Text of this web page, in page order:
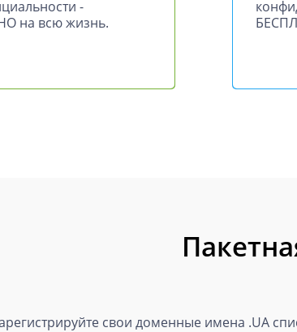
-
на всю жизнь.
свои доменные имена .UA